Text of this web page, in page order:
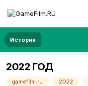
История
2022 ГОД
gamefilm.ru 2022